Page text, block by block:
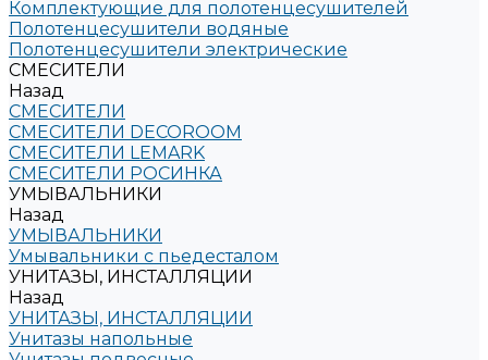
Комплектующие для полотенцесушителей
Полотенцесушители водяные
Полотенцесушители электрические
СМЕСИТЕЛИ
Назад
СМЕСИТЕЛИ
СМЕСИТЕЛИ DECOROOM
СМЕСИТЕЛИ LEMARK
СМЕСИТЕЛИ РОСИНКА
УМЫВАЛЬНИКИ
Назад
УМЫВАЛЬНИКИ
Умывальники с пьедесталом
УНИТАЗЫ, ИНСТАЛЛЯЦИИ
Назад
УНИТАЗЫ, ИНСТАЛЛЯЦИИ
Унитазы напольные